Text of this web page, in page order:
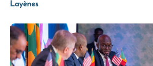
Layènes